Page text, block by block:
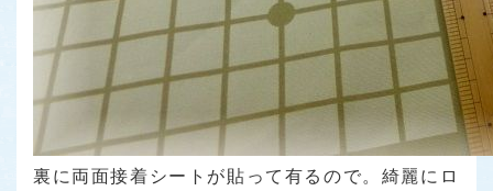
裏に両面接着シートが貼って有るので。綺麗にロ